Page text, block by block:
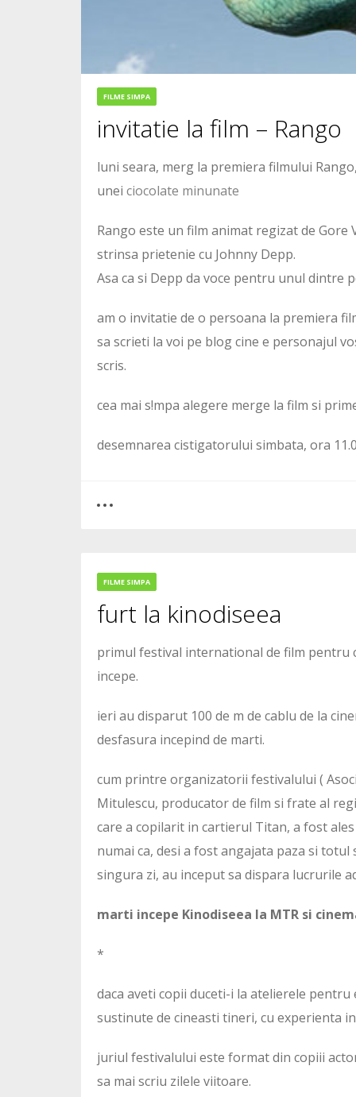
FILME SIMPA
invitatie la film – Rango
luni seara, merg la premiera filmului
unei ciocolate minunate
Rango este un film animat regizat de
strinsa prietenie cu Johnny Depp.
Asa ca si Depp da voce pentru unul dintre
am o invitatie de o persoana la premiera
sa scrieti la voi pe blog cine e personajul
scris.
cea mai s!mpa alegere merge la film si
desemnarea cistigatorului simbata, ora
2321
FILME SIMPA
furt la kinodiseea
primul festival international de film pentru
incepe.
ieri au disparut 100 de m de cablu de la
desfasura incepind de marti.
cum printre organizatorii festivalului (
Mitulescu, producator de film si frate al
care a copilarit in cartierul Titan, a fost
numai ca, desi a fost angajata paza si
singura zi, au inceput sa dispara lucrurile
marti incepe Kinodiseea la MTR si
*
daca aveti copii duceti-i la atelierele
sustinute de cineasti tineri, cu experienta
juriul festivalului este format din copiii
sa mai scriu zilele viitoare.